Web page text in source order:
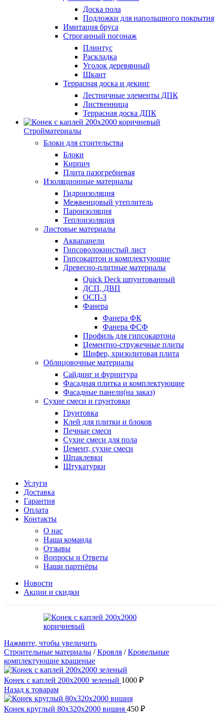
Доска пола
Подложки для напольшного покрытия
Имитация бруса
Строганный погонаж
Плинтус
Раскладка
Уголок деревянный
Шкант
Террасная доска и декинг
Лестничные элементы ДПК
Лиственница
Террасная доска ДПК
Стройматериалы
Блоки для стоительства
Блоки
Кирпич
Плита пазогребневая
Изоляционные материалы
Гидроизоляция
Межвенцовый утеплитель
Пароизоляция
Теплоизоляция
Листовые материалы
Аквапанели
Гипсоволокнистый лист
Гипсокартон и комплектующие
Древесно-плитные материалы
Quick Deck шпунтованный
ДСП, ДВП
ОСП-3
Фанера
Фанера ФК
Фанера ФСФ
Профиль для гипсокартона
Цементно-стружечные плиты
Шифер, хризолитовая плита
Облицовочные материалы
Сайдинг и фурнитура
Фасадная плитка и комплектующие
Фасадные панели(на заказ)
Сухие смеси и грунтовки
Грунтовка
Клей для плитки и блоков
Печные смеси
Сухие смеси для пола
Цемент, сухие смеси
Шпаклевки
Штукатурки
Услуги
Доставка
Гарантия
Оплата
Контакты
О нас
Наша команда
Отзывы
Вопросы и Ответы
Наши партнёры
Новости
Акции и скидки
Нажмите, чтобы увеличить
Строительные материалы /Кровля /Кровельные
комплектующие крашеные
Конек с каплей 200х2000 зеленый 1000 ₽
Назад к товарам
Конек круглый 80х320х2000 вишня 450 ₽